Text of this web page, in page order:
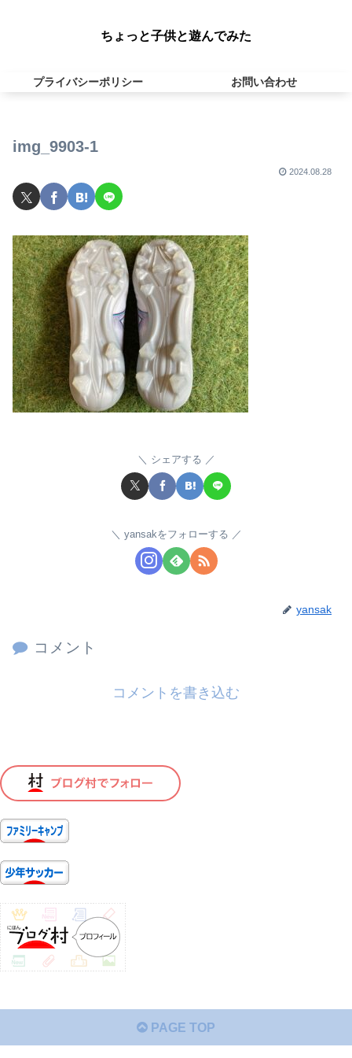
ちょっと子供と遊んでみた
プライバシーポリシー お問い合わせ
img_9903-1
2024.08.28
シェアする
yansakをフォローする
yansak
コメント
コメントを書き込む
PAGE TOP